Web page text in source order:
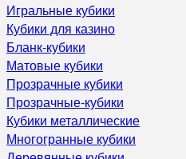
Игральные кубики
Кубики для казино
Бланк-кубики
Матовые кубики
Прозрачные кубики
Прозрачные-кубики
Кубики металлические
Многогранные кубики